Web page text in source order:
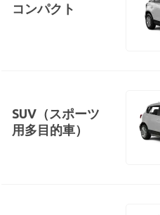
コンパクト
SUV（スポーツ
用多目的車）